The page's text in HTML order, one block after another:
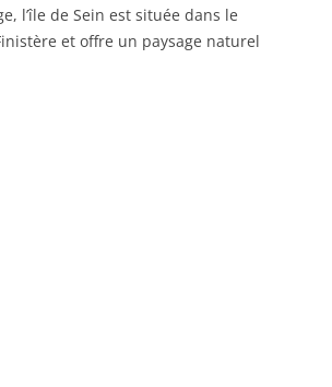
l’île de Sein est située dans le
et offre un paysage naturel